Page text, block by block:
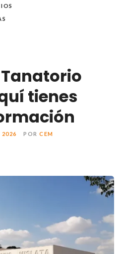
tienes
2026 POR CEM